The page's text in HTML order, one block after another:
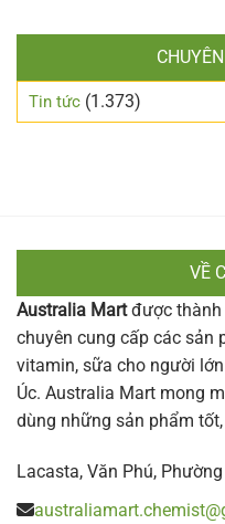
Tin tức (1.373)
VỀ
Australia Martđược thành
chuyên cung cấp các sản
vitamin, sữa cho người
Úc. Australia Mart mong
dùng những sản phẩm
Lacasta, Văn Phú,